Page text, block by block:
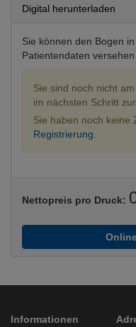
Digital herunterladen
Sie können den Bogen
Patientendaten
Sie sind noch nicht
im nächsten Schritt
Sie haben noch keine
Registrierung.
Nettopreis pro Druck:
Informationen